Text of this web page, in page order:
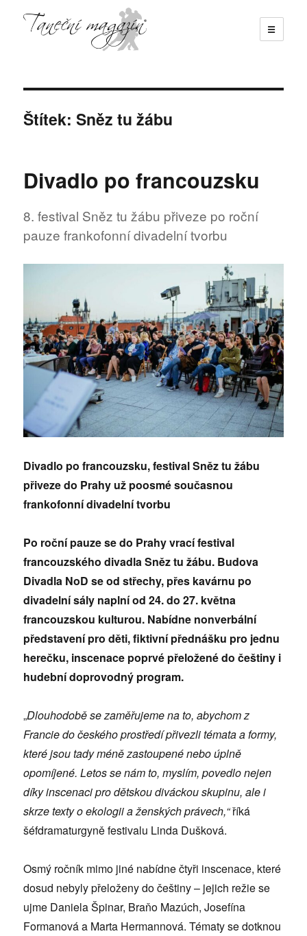
☰
Štítek:Sněz tu žábu
Divadlo po francouzsku
8. festival Sněz tu žábu přiveze po roční
pauze frankofonní divadelní tvorbu
Divadlo po francouzsku, festival Sněz tu žábu
přiveze do Prahy už poosmé současnou
frankofonní divadelní tvorbu
Po roční pauze se do Prahy vrací festival
francouzského divadla Sněz tu žábu. Budova
Divadla NoD se od střechy, přes kavárnu po
divadelní sály naplní od 24. do 27. května
francouzskou kulturou. Nabídne nonverbální
představení pro děti, fiktivní přednášku pro jednu
herečku, inscenace poprvé přeložené do češtiny i
hudební doprovodný program.
„Dlouhodobě se zaměřujeme na to, abychom z
Francie do českého prostředí přivezli témata a formy,
které jsou tady méně zastoupené nebo úplně
opomíjené. Letos se nám to, myslím, povedlo nejen
díky inscenaci pro dětskou diváckou skupinu, ale i
skrze texty o ekologii a ženských právech,“říká
šéfdramaturgyně festivalu Linda Dušková.
Osmý ročník mimo jiné nabídne čtyři inscenace, které
dosud nebyly přeloženy do češtiny – jejich režie se
ujme Daniela Špinar, Braňo Mazúch, Josefína
Formanová a Marta Hermannová. Tématy se dotknou